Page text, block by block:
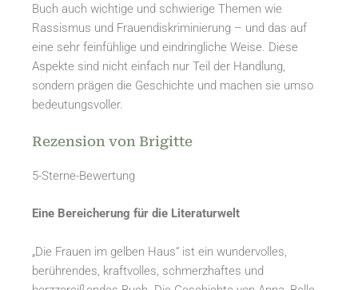
Buch auch wichtige und schwierige Themen wie
Rassismus und Frauendiskriminierung – und das auf
eine sehr feinfühlige und eindringliche Weise. Diese
Aspekte sind nicht einfach nur Teil der Handlung,
sondern prägen die Geschichte und machen sie umso
bedeutungsvoller.
Rezension von Brigitte
5-Sterne-Bewertung
Eine Bereicherung für die Literaturwelt
„Die Frauen im gelben Haus“ ist ein wundervolles,
berührendes, kraftvolles, schmerzhaftes und